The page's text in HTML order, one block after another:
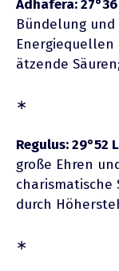
Adhafera:
Bündelung und
ätzende
∗
Regulus:
große Ehren
charismatische
durch
∗